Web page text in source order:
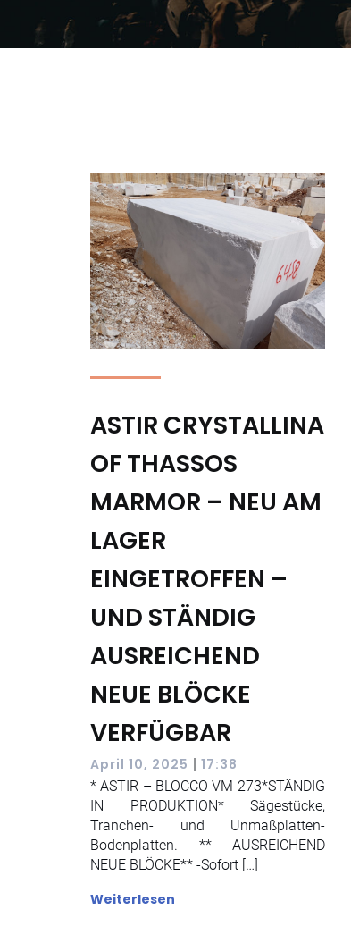
ASTIR CRYSTALLINA
OF THASSOS
MARMOR – NEU AM
LAGER
EINGETROFFEN –
UND STÄNDIG
AUSREICHEND
NEUE BLÖCKE
VERFÜGBAR
April 10, 2025 | 17:38
* ASTIR – BLOCCO VM-273*STÄNDIG
IN PRODUKTION* Sägestücke,
Tranchen- und Unmaßplatten-
Bodenplatten. ** AUSREICHEND
NEUE BLÖCKE** -Sofort […]
Weiterlesen